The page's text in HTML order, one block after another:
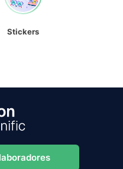
Stickers